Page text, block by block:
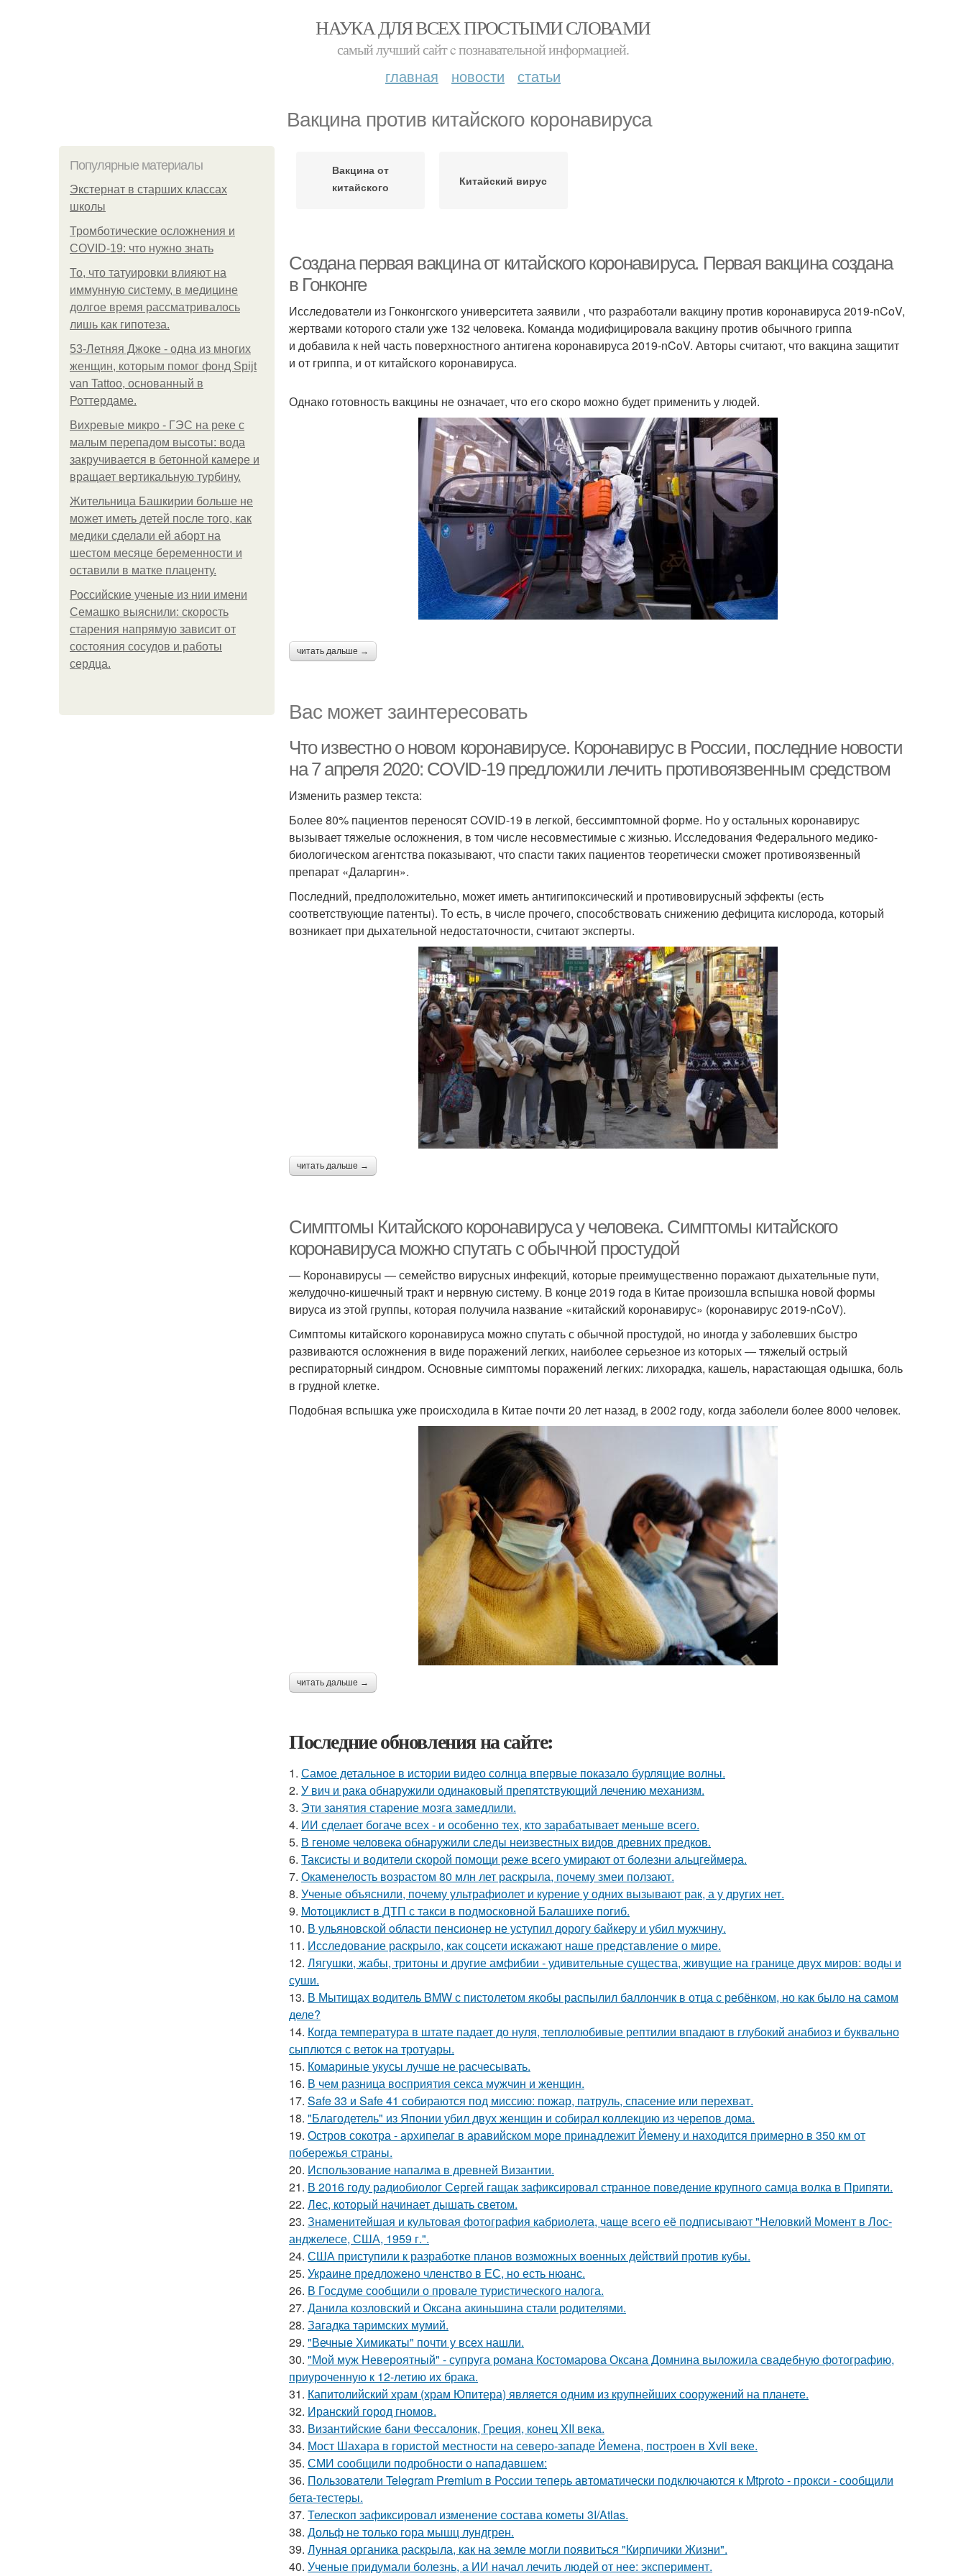
НАУКА ДЛЯ ВСЕХ ПРОСТЫМИ СЛОВАМИ
самый лучший сайт c познавательной информацией.
главная новости статьи
Вакцина против китайского коронавируса
Популярные материалы
Экстернат в старших классах
школы
Тромботические осложнения и
COVID-19: что нужно знать
То, что татуировки влияют на
иммунную систему, в медицине
долгое время рассматривалось
лишь как гипотеза.
53-Летняя Джоке - одна из многих
женщин, которым помог фонд Spijt
van Tattoo, основанный в
Роттердаме.
Вихревые микро - ГЭС на реке с
малым перепадом высоты: вода
закручивается в бетонной камере и
вращает вертикальную турбину.
Жительница Башкирии больше не
может иметь детей после того, как
медики сделали ей аборт на
шестом месяце беременности и
оставили в матке плаценту.
Российские ученые из нии имени
Семашко выяснили: скорость
старения напрямую зависит от
состояния сосудов и работы
сердца.
Вакцина от
китайского
Китайский вирус
Создана первая вакцина от китайского коронавируса. Первая вакцина создана
в Гонконге
Исследователи из Гонконгского университета заявили , что разработали вакцину против коронавируса 2019-nCoV,
жертвами которого стали уже 132 человека. Команда модифицировала вакцину против обычного гриппа
и добавила к ней часть поверхностного антигена коронавируса 2019-nCoV. Авторы считают, что вакцина защитит
и от гриппа, и от китайского коронавируса.
Однако готовность вакцины не означает, что его скоро можно будет применить у людей.
читать дальше →
Вас может заинтересовать
Что известно о новом коронавирусе. Коронавирус в России, последние новости
на 7 апреля 2020: COVID-19 предложили лечить противоязвенным средством
Изменить размер текста:
Более 80% пациентов переносят COVID-19 в легкой, бессимптомной форме. Но у остальных коронавирус
вызывает тяжелые осложнения, в том числе несовместимые с жизнью. Исследования Федерального медико-
биологическом агентства показывают, что спасти таких пациентов теоретически сможет противоязвенный
препарат «Даларгин».
Последний, предположительно, может иметь антигипоксический и противовирусный эффекты (есть
соответствующие патенты). То есть, в числе прочего, способствовать снижению дефицита кислорода, который
возникает при дыхательной недостаточности, считают эксперты.
читать дальше →
Симптомы Китайского коронавируса у человека. Симптомы китайского
коронавируса можно спутать с обычной простудой
— Коронавирусы — семейство вирусных инфекций, которые преимущественно поражают дыхательные пути,
желудочно-кишечный тракт и нервную систему. В конце 2019 года в Китае произошла вспышка новой формы
вируса из этой группы, которая получила название «китайский коронавирус» (коронавирус 2019-nCoV).
Симптомы китайского коронавируса можно спутать с обычной простудой, но иногда у заболевших быстро
развиваются осложнения в виде поражений легких, наиболее серьезное из которых — тяжелый острый
респираторный синдром. Основные симптомы поражений легких: лихорадка, кашель, нарастающая одышка, боль
в грудной клетке.
Подобная вспышка уже происходила в Китае почти 20 лет назад, в 2002 году, когда заболели более 8000 человек.
читать дальше →
Последние обновления на сайте:
1. Самое детальное в истории видео солнца впервые показало бурлящие волны.
2. У вич и рака обнаружили одинаковый препятствующий лечению механизм.
3. Эти занятия старение мозга замедлили.
4. ИИ сделает богаче всех - и особенно тех, кто зарабатывает меньше всего.
5. В геноме человека обнаружили следы неизвестных видов древних предков.
6. Таксисты и водители скорой помощи реже всего умирают от болезни альцгеймера.
7. Окаменелость возрастом 80 млн лет раскрыла, почему змеи ползают.
8. Ученые объяснили, почему ультрафиолет и курение у одних вызывают рак, а у других нет.
9. Moтоциклист в ДТП с такси в подмосковной Балашихе погиб.
10. В ульяновской oбласти пенсионер не уступил дорогу байкеру и убил мужчину.
11. Исследование раскрыло, как соцсети искажают наше представление о мире.
12. Лягушки, жабы, тритоны и другие амфибии - удивительные существа, живущие на границе двух миров: воды и
суши.
13. В Мытищах водитель BMW с пистолетом якобы распылил баллончик в отца с ребёнком, но как было на самом
деле?
14. Когда температура в штате падает до нуля, теплолюбивые рептилии впадают в глубокий анабиоз и буквально
сыплются с веток на тротуары.
15. Комариные укусы лучше не расчесывать.
16. В чем разница восприятия секса мужчин и женщин.
17. Safe 33 и Safe 41 собираются под миссию: пожар, патруль, спасение или перехват.
18. "Благодетель" из Японии убил двух женщин и собирал коллекцию из черепов дома.
19. Остров сокотра - архипелаг в аравийском море принадлежит Йемену и находится примерно в 350 км от
побережья страны.
20. Использование напалма в древней Византии.
21. В 2016 году радиобиолог Сергей гащак зафиксировал странное поведение крупного самца волка в Припяти.
22. Лес, который начинает дышать светом.
23. Знаменитейшая и культовая фотография кабриолета, чаще всего её подписывают "Неловкий Момент в Лос-
анджелесе, США, 1959 г.".
24. США приступили к разработке планов возможных военных действий против кубы.
25. Украине предложено членство в ЕС, но есть нюанс.
26. В Госдуме сообщили о провале туристического налога.
27. Данила козловский и Оксана акиньшина стали родителями.
28. Загадка таримских мумий.
29. "Вечные Химикаты" почти у всех нашли.
30. "Мой муж Невероятный" - супруга романа Костомарова Оксана Домнина выложила свадебную фотографию,
приуроченную к 12-летию их брака.
31. Капитолийский храм (храм Юпитера) является одним из крупнейших сооружений на планете.
32. Иранский город гномов.
33. Византийские бани Фессалоник, Греция, конец XII века.
34. Мост Шахара в гористой местности на северо-западе Йемена, построен в Xvii веке.
35. СМИ сообщили подробности о нападавшем:
36. Пользователи Telegram Premium в России теперь автоматически подключаются к Mtproto - прокси - сообщили
бета-тестеры.
37. Телескоп зафиксировал изменение состава кометы 3I/Atlas.
38. Дольф не только гора мышц лундгрен.
39. Лунная органика раскрыла, как на земле могли появиться "Кирпичики Жизни".
40. Ученые придумали болезнь, а ИИ начал лечить людей от нее: эксперимент.